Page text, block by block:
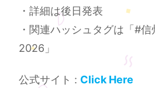
・詳細は後日発表
・関連ハッシュタグは「#信
2026」
公式サイト : Click Here